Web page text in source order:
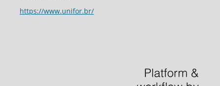
https://www.unifor.br/